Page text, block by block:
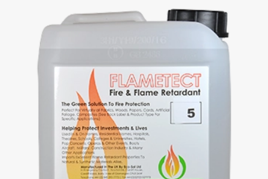
NOVO SERVIÇO:
FLAMETECT NITRO,
RETARDANTE DE CHAMA
CERTIFICADO